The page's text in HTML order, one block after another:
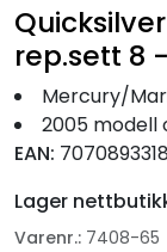
rep.sett 8
Mercury/
2005 modell
EAN:
Lager
Varenr.: 7408-65